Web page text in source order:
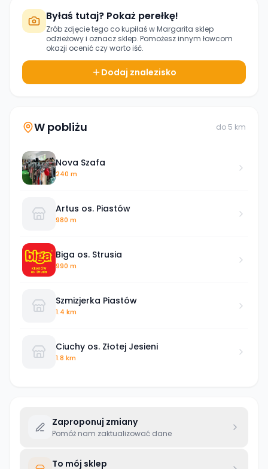
Byłaś tutaj? Pokaż perełkę!
Zrób zdjęcie tego co kupiłaś wMargarita sklep
odzieżowyi oznacz sklep. Pomożesz innym łowcom
okazji ocenić czy warto iść.
Dodaj znalezisko
W pobliżu do 5 km
Nova Szafa
240 m
Artus os. Piastów
980 m
Biga os. Strusia
990 m
Szmizjerka Piastów
1.4 km
Ciuchy os. Złotej Jesieni
1.8 km
Zaproponuj zmiany
Pomóż nam zaktualizować dane
To mój sklep